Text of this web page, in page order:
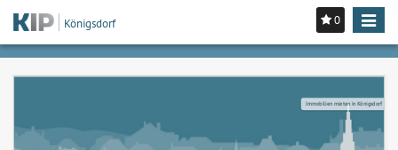
0
Toggle
Königsdorf
Immobilien mieten in Königsdorf